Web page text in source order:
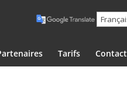
Tarifs Contact